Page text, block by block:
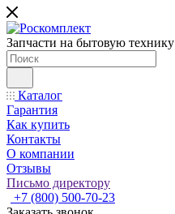
Запчасти на бытовую технику
Каталог
Гарантия
Как купить
Контакты
О компании
Отзывы
Письмо директору
+7 (800) 500-70-23